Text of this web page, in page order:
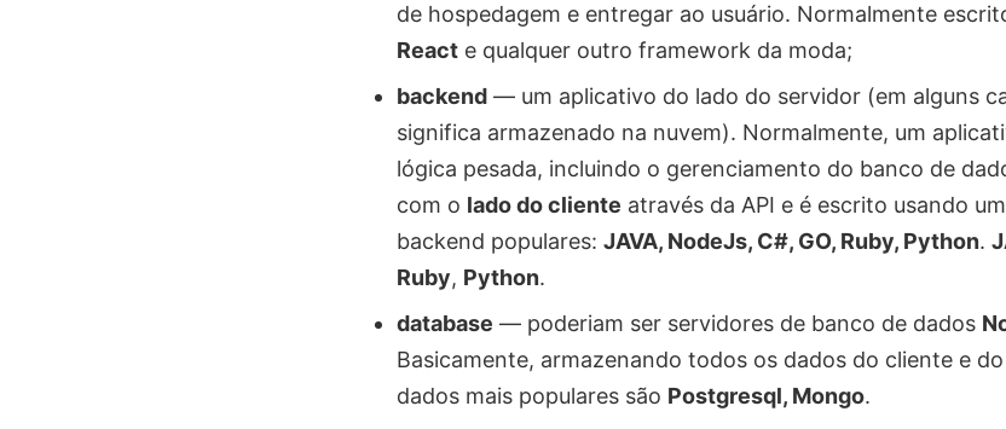
de hospedagem e entregar ao usuário. Normalmente
React e qualquer outro framework da moda;
backend — um aplicativo do lado do servidor (em alguns
significa armazenado na nuvem). Normalmente, um
lógica pesada, incluindo o gerenciamento do banco de
com o lado do cliente através da API e é escrito usando
backend populares: JAVA, NodeJs, C#, GO, Ruby, Python.
Ruby, Python.
database — poderiam ser servidores de banco de dados
Basicamente, armazenando todos os dados do cliente e
dados mais populares são Postgresql, Mongo.